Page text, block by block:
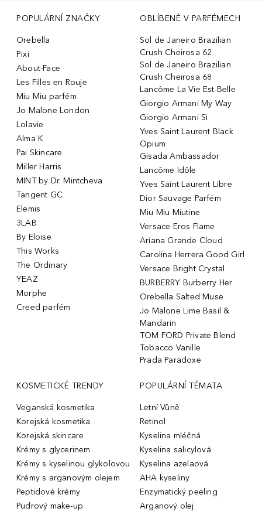
POPULÁRNÍ ZNAČKY
Orebella
Pixi
About-Face
Les Filles en Rouje
Miu Miu parfém
Jo Malone London
Lolavie
Alma K
Pai Skincare
Miller Harris
MINT by Dr. Mintcheva
Tangent GC
Elemis
3LAB
By Eloise
This Works
The Ordinary
YEAZ
Morphe
Creed parfém
OBLÍBENÉ V PARFÉMECH
Sol de Janeiro Brazilian
Crush Cheirosa 62
Sol de Janeiro Brazilian
Crush Cheirosa 68
Lancôme La Vie Est Belle
Giorgio Armani My Way
Giorgio Armani Sì
Yves Saint Laurent Black
Opium
Gisada Ambassador
Lancôme Idôle
Yves Saint Laurent Libre
Dior Sauvage Parfém
Miu Miu Miutine
Versace Eros Flame
Ariana Grande Cloud
Carolina Herrera Good Girl
Versace Bright Crystal
BURBERRY Burberry Her
Orebella Salted Muse
Jo Malone Lime Basil &
Mandarin
TOM FORD Private Blend
Tobacco Vanille
Prada Paradoxe
KOSMETICKÉ TRENDY
Veganská kosmetika
Korejská kosmetika
Korejská skincare
Krémy s glycerinem
Krémy s kyselinou glykolovou
Krémy s arganovým olejem
Peptidové krémy
Pudrový make-up
POPULÁRNÍ TÉMATA
Letní Vůně
Retinol
Kyselina mléčná
Kyselina salicylová
Kyselina azelaová
AHA kyseliny
Enzymatický peeling
Arganový olej